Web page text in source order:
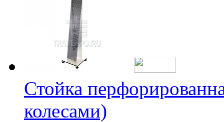
Стойка
колесами)